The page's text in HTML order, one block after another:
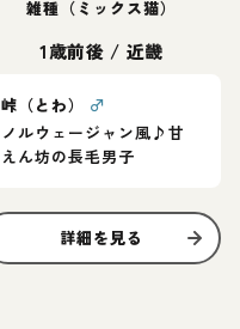
雑種（ミックス猫）
1歳前後 / 近畿
峠（とわ）
♂
ノルウェージャン風♪甘
えん坊の長毛男子
詳細を見る